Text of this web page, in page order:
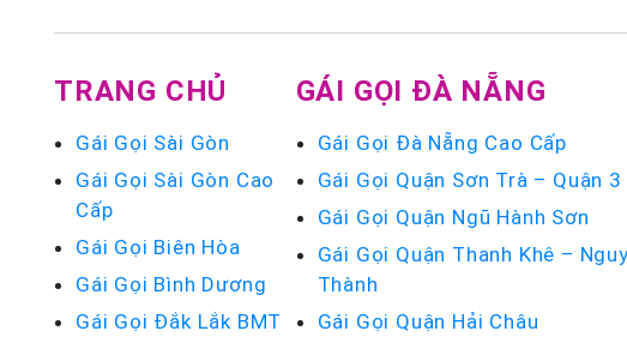
TRANG CHỦ
Gái Gọi Sài Gòn
Gái Gọi Sài Gòn Cao
Cấp
Gái Gọi Biên Hòa
Gái Gọi Bình Dương
Gái Gọi Đắk Lắk BMT
GÁI GỌI ĐÀ NẴNG
Gái Gọi Đà Nẵng Cao Cấp
Gái Gọi Quận Sơn Trà – Quận 3
Gái Gọi Quận Ngũ Hành Sơn
Gái Gọi Quận Thanh Khê –
Thành
Gái Gọi Quận Hải Châu